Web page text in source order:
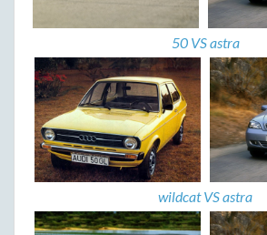
50 VS astra
wildcat VS astra